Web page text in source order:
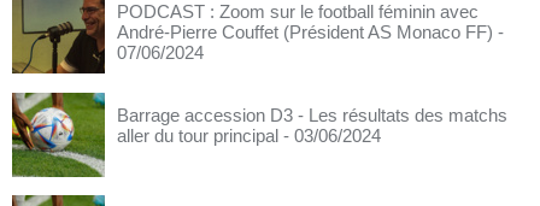
PODCAST : Zoom sur le football féminin avec
André-Pierre Couffet (Président AS Monaco FF) -
07/06/2024
Barrage accession D3 - Les résultats des matchs
aller du tour principal - 03/06/2024